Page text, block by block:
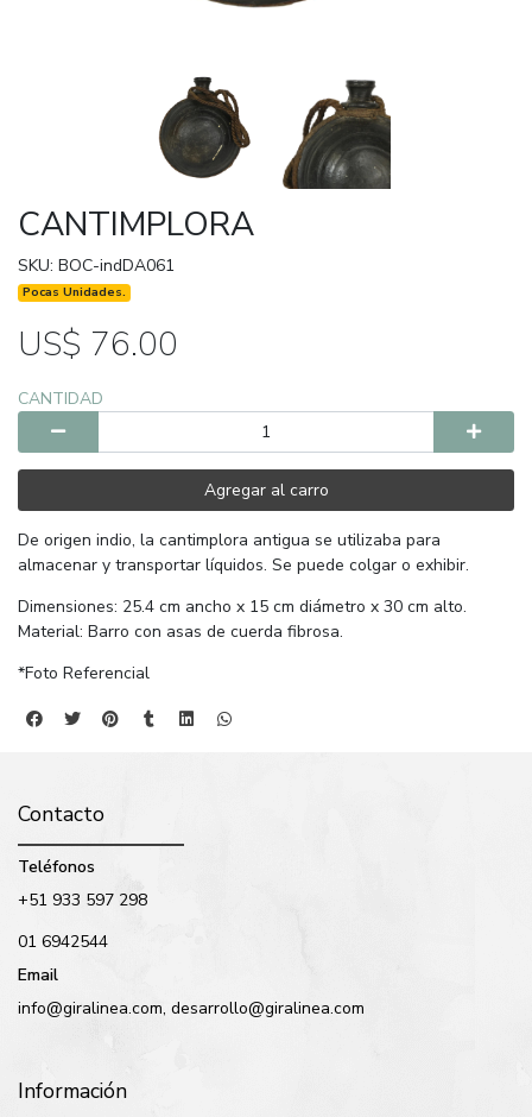
CANTIMPLORA
SKU: BOC-indDA061
Pocas Unidades.
US$ 76.00
CANTIDAD
Agregar al carro
De origen indio, la cantimplora antigua se utilizaba para
almacenar y transportar líquidos. Se puede colgar o exhibir.
Dimensiones: 25.4 cm ancho x 15 cm diámetro x 30 cm alto.
Material: Barro con asas de cuerda fibrosa.
*Foto Referencial
Contacto
Teléfonos
+51 933 597 298
01 6942544
Email
info@giralinea.com, desarrollo@giralinea.com
Información